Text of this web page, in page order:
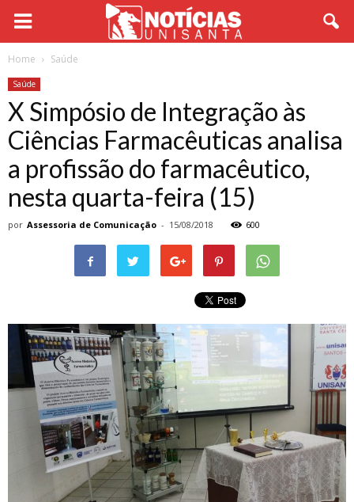
Home Saúde
Saúde
X Simpósio de Integração às
Ciências Farmacêuticas analisa
a profissão do farmacêutico,
nesta quarta-feira (15)
por Assessoria de Comunicação - 15/08/2018 600